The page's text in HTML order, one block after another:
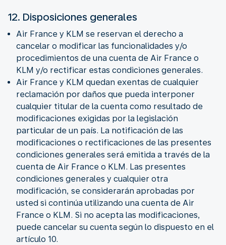
12. Disposiciones generales
Air France y KLM se reservan el derecho a
cancelar o modificar las funcionalidades y/o
procedimientos de una cuenta de Air France o
KLM y/o rectificar estas condiciones generales.
Air France y KLM quedan exentas de cualquier
reclamación por daños que pueda interponer
cualquier titular de la cuenta como resultado de
modificaciones exigidas por la legislación
particular de un país. La notificación de las
modificaciones o rectificaciones de las presentes
condiciones generales será emitida a través de la
cuenta de Air France o KLM. Las presentes
condiciones generales y cualquier otra
modificación, se considerarán aprobadas por
usted si continúa utilizando una cuenta de Air
France o KLM. Si no acepta las modificaciones,
puede cancelar su cuenta según lo dispuesto en el
artículo 10.